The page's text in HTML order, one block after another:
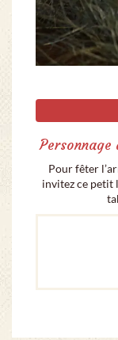
Pour fêter
invitez ce petit